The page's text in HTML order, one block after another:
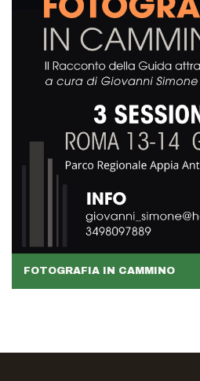
FOTOGRAFIA IN CAMMINO